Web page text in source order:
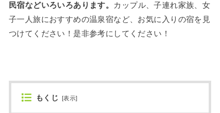
民宿などいろいろあります。 カップル、子連れ家族、女
子一人旅におすすめの温泉宿など、お気に入りの宿を見
つけてください！是非参考にしてください！
もくじ [表示]